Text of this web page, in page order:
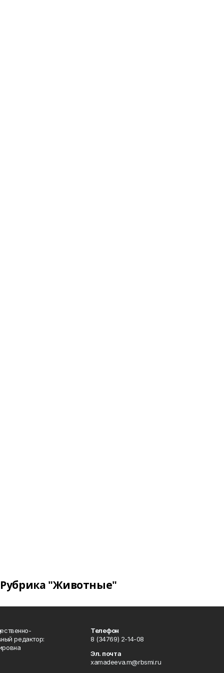
Рубрика "Животные"
редактор:
Телефон
8 (34769) 2-14-08
Эл. почта
xamadeeva.m@rbsmi.ru